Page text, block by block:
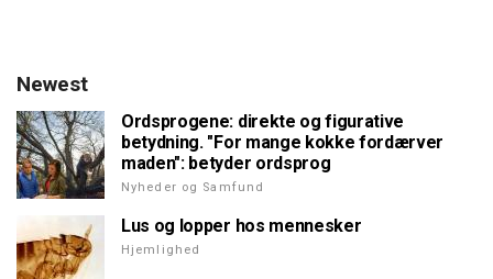
Newest
Ordsprogene: direkte og figurative
betydning. "For mange kokke fordærver
maden": betyder ordsprog
Nyheder og Samfund
Lus og lopper hos mennesker
Hjemlighed